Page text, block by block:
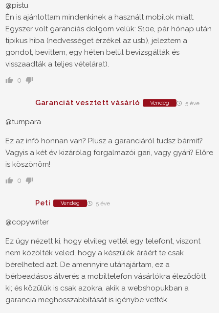
@pistu
Én is ajánlottam mindenkinek a használt mobilok miatt.
Egyszer volt garanciás dolgom velük: S10e, pár hónap után
tipikus hiba (nedvességet érzékel az usb), jeleztem a
gondot, bevittem, egy héten belül bevizsgálták és
visszaadták a teljes vételárat).
0
Garanciát vesztett vásárló Vendég 5 éve
@tumpara
Ez az infó honnan van? Plusz a garanciáról tudsz bármit?
Vagyis a két év kizárólag forgalmazói gari, vagy gyári? Előre
is köszönöm!
0
Peti Vendég 5 éve
@copywriter
Ez úgy nézett ki, hogy elvileg vettél egy telefont, viszont
nem közölték veled, hogy a készülék áráért te csak
bérelheted azt. De amennyire utánajártam, ez a
bérbeadásos átverés a mobiltelefon vásárlókra éleződött
ki; és közülük is csak azokra, akik a webshopukban a
garancia meghosszabbítását is igénybe vették.